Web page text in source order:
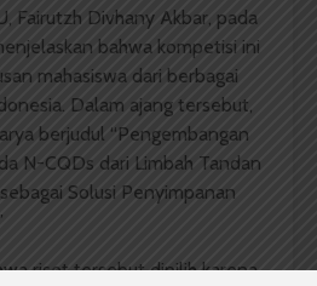
Fairutzh Divhany Akbar, pada
bahwa kompetisi ini
mahasiswa dari berbagai
Dalam ajang tersebut,
berjudul “Pengembangan
N-CQDs dari Limbah Tandan
Solusi Penyimpanan
riset tersebut dipilih karena